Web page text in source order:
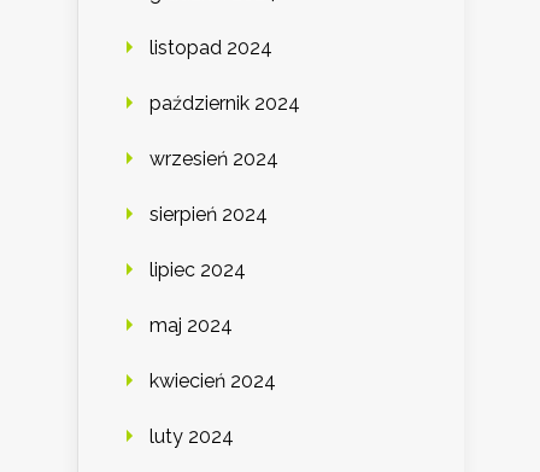
listopad 2024
październik 2024
wrzesień 2024
sierpień 2024
lipiec 2024
maj 2024
kwiecień 2024
luty 2024